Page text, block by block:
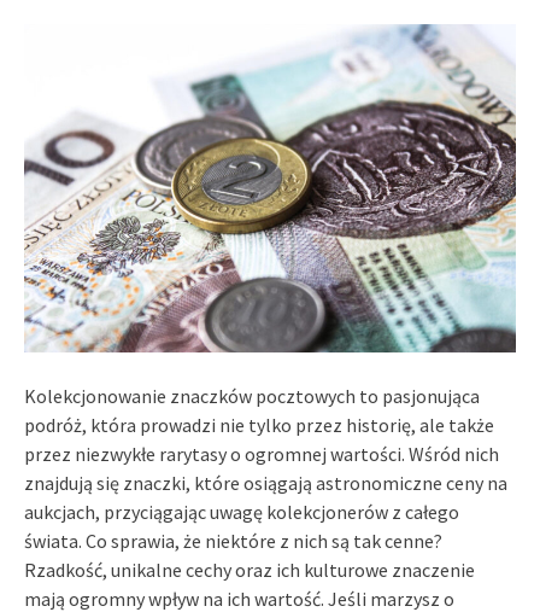
Kolekcjonowanie znaczków pocztowych to pasjonująca
podróż, która prowadzi nie tylko przez historię, ale także
przez niezwykłe rarytasy o ogromnej wartości. Wśród nich
znajdują się znaczki, które osiągają astronomiczne ceny na
aukcjach, przyciągając uwagę kolekcjonerów z całego
świata. Co sprawia, że niektóre z nich są tak cenne?
Rzadkość, unikalne cechy oraz ich kulturowe znaczenie
mają ogromny wpływ na ich wartość. Jeśli marzysz o